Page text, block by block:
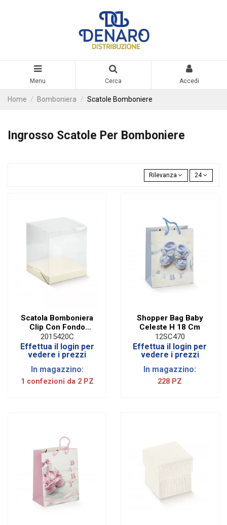
Menu Cerca Accedi
Home Bomboniera Scatole Bomboniere
Ingrosso Scatole Per Bomboniere
Rilevanza 24
Scatola Bomboniera
Clip Con Fondo
Astuccio 21X21 H
25 cm (2 PZ)
2015420C
Effettua il login per
vedere i prezzi
In magazzino:
1 confezioni da 2 PZ
Shopper Bag Baby
Celeste H 18 Cm
12SC470
Effettua il login per
vedere i prezzi
In magazzino:
228 PZ